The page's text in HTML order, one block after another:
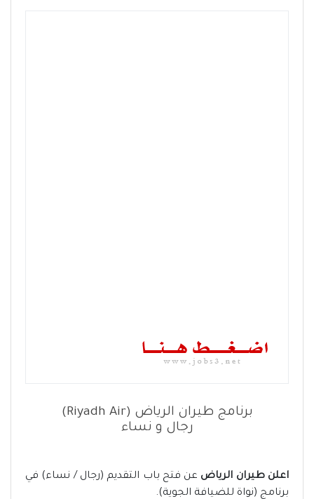
برنامج طيران الرياض (Riyadh Air)
رجال و نساء
اعلن طيران الرياض عن فتح باب التقديم (رجال / نساء) في
برنامج (نواة للضيافة الجوية).